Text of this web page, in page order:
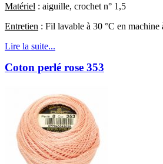
Matériel : aiguille, crochet n° 1,5
Entretien : Fil lavable à 30 °C en machine
Lire la suite...
Coton perlé rose 353